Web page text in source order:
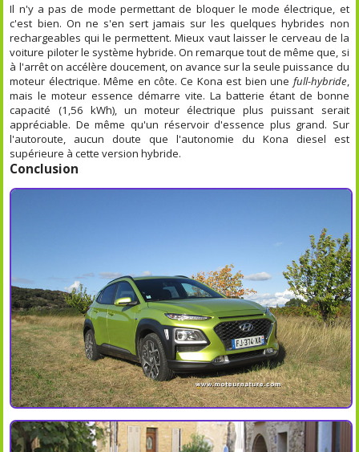
Il n'y a pas de mode permettant de bloquer le mode électrique, et
c'est bien. On ne s'en sert jamais sur les quelques hybrides non
rechargeables qui le permettent. Mieux vaut laisser le cerveau de la
voiture piloter le système hybride. On remarque tout de même que, si
à l'arrêt on accélère doucement, on avance sur la seule puissance du
moteur électrique. Même en côte. Ce Kona est bien une full-hybride,
mais le moteur essence démarre vite. La batterie étant de bonne
capacité (1,56 kWh), un moteur électrique plus puissant serait
appréciable. De même qu'un réservoir d'essence plus grand. Sur
l'autoroute, aucun doute que l'autonomie du Kona diesel est
supérieure à cette version hybride.
Conclusion